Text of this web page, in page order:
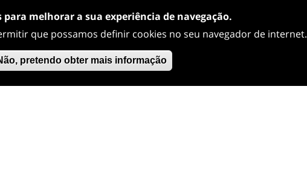
para melhorar a sua experiência de navegação.
que possamos definir cookies no seu navegador de internet.
pretendo obter mais informação